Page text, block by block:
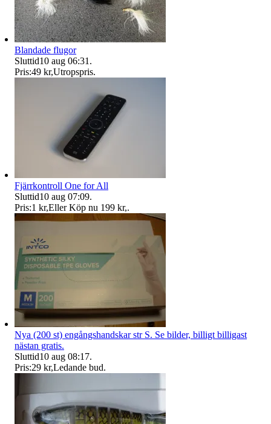
Blandade flugor
Sluttid10 aug 06:31 .
Pris:49 kr,Utropspris.
Fjärrkontroll One for All
Sluttid10 aug 07:09.
Pris:1 kr,Eller Köp nu 199 kr,.
Nya (200 st) engångshandskar str S. Se bilder, billigt billigast
nästan gratis.
Sluttid10 aug 08:17.
Pris:29 kr,Ledande bud.